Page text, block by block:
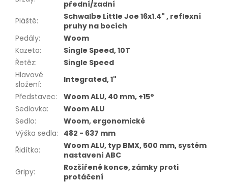
přední/zadní
Pláště:
Schwalbe Little Joe 16x1.4" , reflexní
pruhy na bocích
Pedály:
Woom
Kazeta:
Single Speed, 10T
Řetěz:
Single Speed
Hlavové
složení:
Integrated, 1"
Představec:
Woom ALU, 40 mm, +15°
Sedlovka:
Woom ALU
Sedlo:
Woom, ergonomické
Výška sedla:
482 - 637 mm
Řidítka:
Woom ALU, typ BMX, 500 mm, systém
nastavení ABC
Gripy:
Rozšířené konce, zámky proti
protáčení